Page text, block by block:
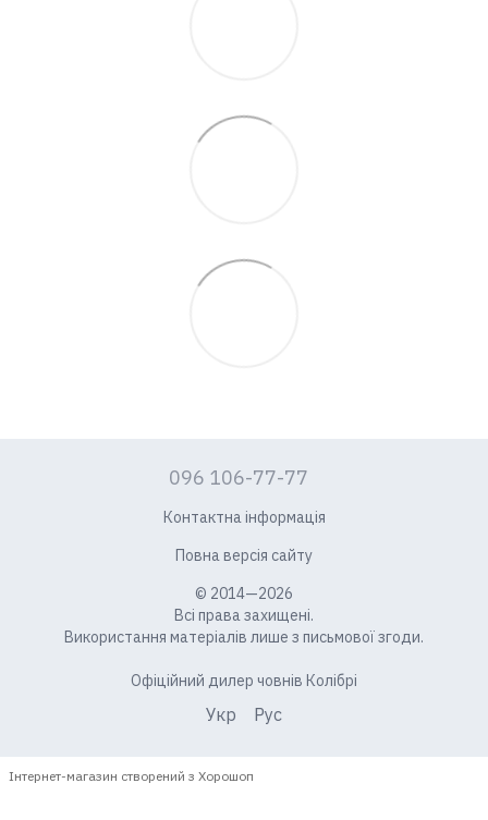
096 106-77-77
Контактна інформація
Повна версія сайту
© 2014—2026
Всі права захищені.
Використання матеріалів лише з письмової згоди.
Офіційний дилер човнів Колібрі
Укр Рус
Інтернет-магазин створений з Хорошоп